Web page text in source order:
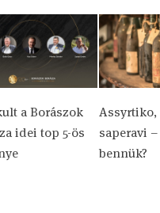
a Borászok
idei top 5-ös
saperavi
bennük?